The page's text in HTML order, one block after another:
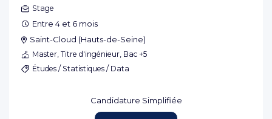
Stage
Entre 4 et 6 mois
Saint-Cloud (Hauts-de-Seine)
Master, Titre d'ingénieur, Bac +5
Études / Statistiques / Data
Candidature Simplifiée